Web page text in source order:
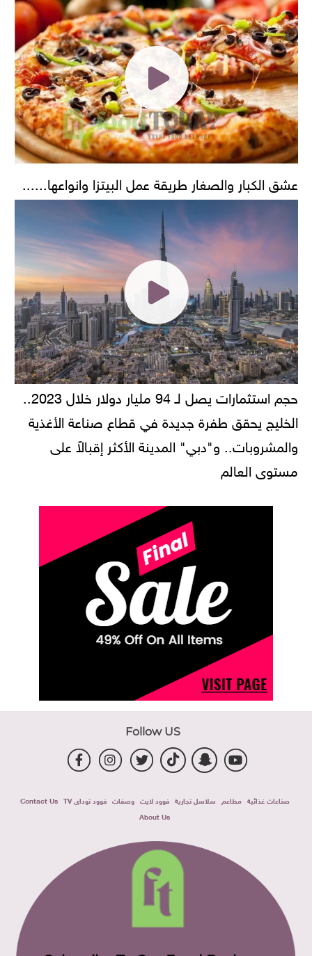
عشق الكبار والصغار طريقة عمل البيتزا وانواعها......
حجم استثمارات يصل لـ 94 مليار دولار خلال 2023..
الخليج يحقق طفرة جديدة في قطاع صناعة الأغذية
والمشروبات.. و"دبي" المدينة الأكثر إقبالاً على
مستوى العالم
Follow US
صناعات غذائية مطاعم سلاسل تجارية فوود لايت وصفات فوود توداى TV
Contact Us
About Us